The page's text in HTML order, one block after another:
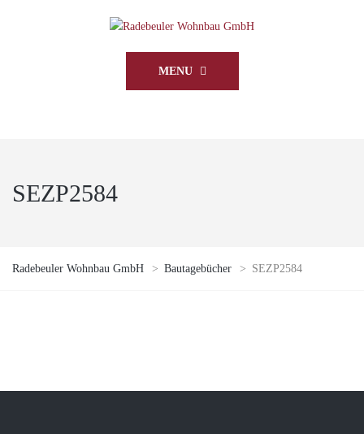
MENU
SEZP2584
Radebeuler Wohnbau GmbH > Bautagebücher > SEZP2584